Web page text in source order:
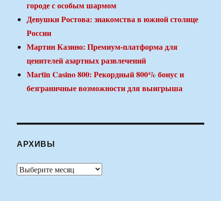
городе с особым шармом
Девушки Ростова: знакомства в южной столице
России
Мартин Казино: Премиум-платформа для
ценителей азартных развлечений
Martin Casino 800: Рекордный 800% бонус и
безграничные возможности для выигрыша
АРХИВЫ
Архивы